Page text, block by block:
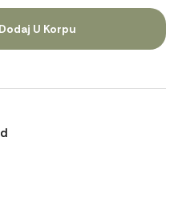
Dodaj U Korpu